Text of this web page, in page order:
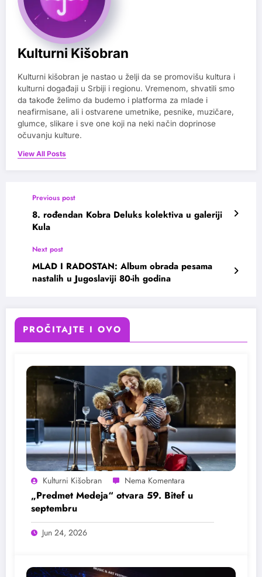
Kulturni Kišobran
Kulturni kišobran je nastao u želji da se promovišu kultura i
kulturni događaji u Srbiji i regionu. Vremenom, shvatili smo
da takođe želimo da budemo i platforma za mlade i
neafirmisane, ali i ostvarene umetnike, pesnike, muzičare,
glumce, slikare i sve one koji na neki način doprinose
očuvanju kulture.
View All Posts
Previous post
8. rođendan Kobra Deluks kolektiva u galeriji
Kula
Next post
MLAD I RADOSTAN: Album obrada pesama
nastalih u Jugoslaviji 80-ih godina
PROČITAJTE I OVO
Kulturni Kišobran
„Predmet Medeja“ otvara 59. Bitef u
septembru
Jun 24, 2026